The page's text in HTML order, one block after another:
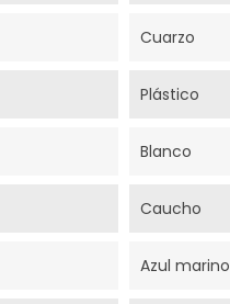
Cuarzo
Plástico
Blanco
Caucho
Azul marino